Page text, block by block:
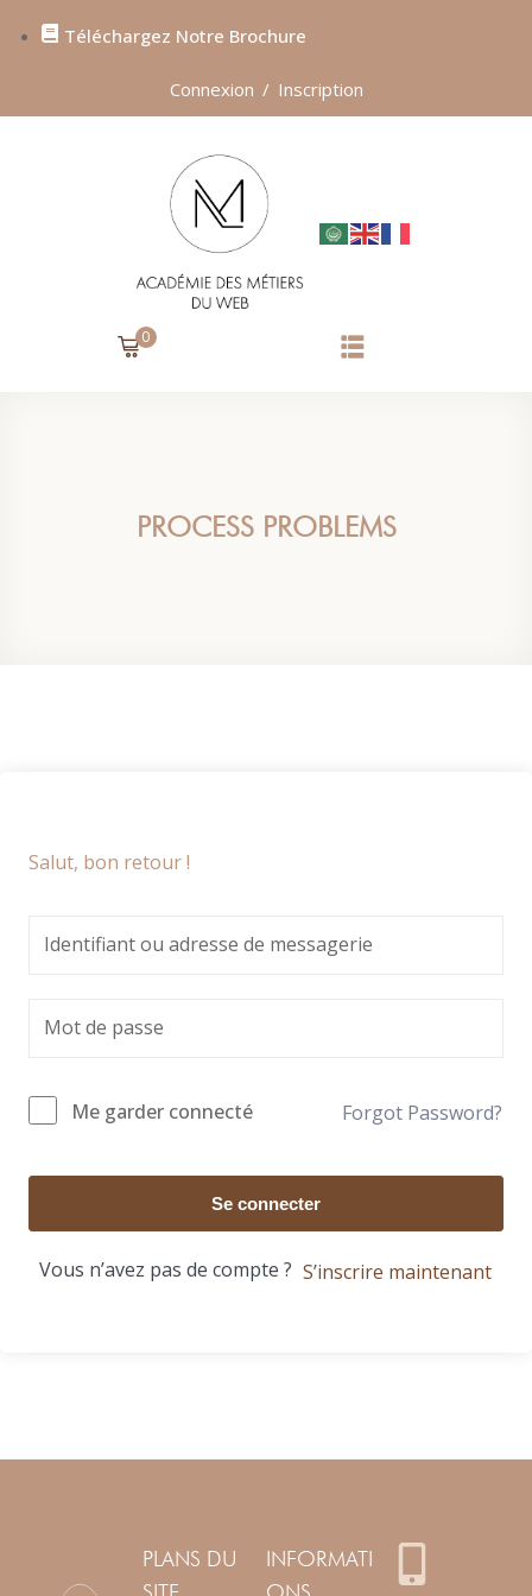
Téléchargez Notre Brochure
Connexion / Inscription
0
PROCESS PROBLEMS
Salut, bon retour !
Me garder connecté Forgot Password?
Se connecter
Vous n’avez pas de compte ? S’inscrire maintenant
PLANS DU
INFORMATI
SIGN IN
Don’t have an account?